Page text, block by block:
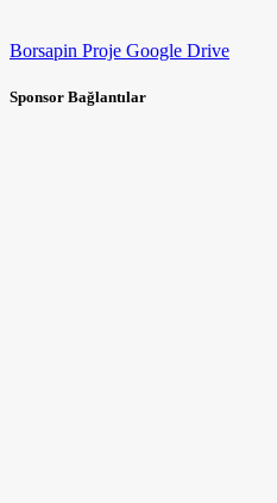
Borsapin Proje Google Drive
Sponsor Bağlantılar